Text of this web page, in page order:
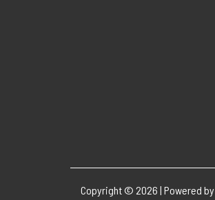
Copyright © 2026 | Powered by